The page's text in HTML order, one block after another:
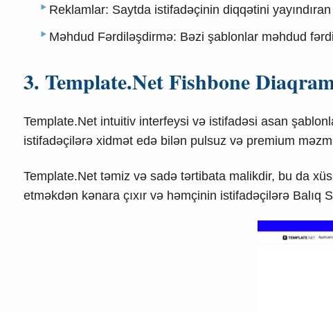
Reklamlar: Saytda istifadəçinin diqqətini
Məhdud Fərdiləşdirmə: Bəzi şablonlar məhdud
3. Template.Net Fishbone
Template.Net intuitiv interfeysi və istifadəsi asan
istifadəçilərə xidmət edə bilən pulsuz və premium
Template.Net təmiz və sadə tərtibata malikdir, bu da
etməkdən kənara çıxır və həmçinin istifadəçilərə